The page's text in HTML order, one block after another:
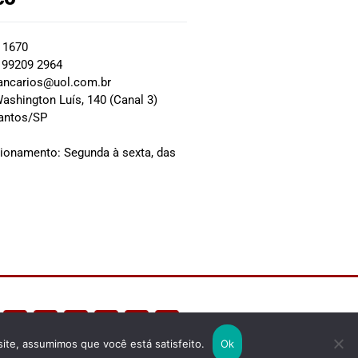
2964
Luís, 140 (Canal 3)
SP
Segunda à sexta, das
assumimos que você está satisfeito. Ok